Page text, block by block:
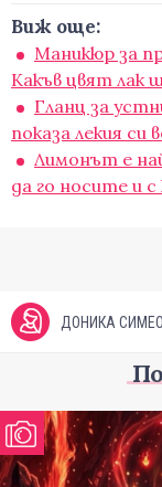
Виж още:
Маникюр за
Какъв цвят лак
Гланц за
показа лекия си
Лимонът е
да го носите и
ДОНИКА